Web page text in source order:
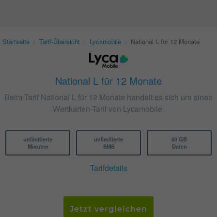
Startseite Tarif-Übersicht Lycamobile National L für 12 Monate
National L für 12 Monate
Beim Tarif National L für 12 Monate handelt es sich um einen
Wertkarten-Tarif von Lycamobile.
unlimitierte
Minuten
unlimitierte
SMS
60 GB
Daten
Tarifdetails
Jetzt vergleichen